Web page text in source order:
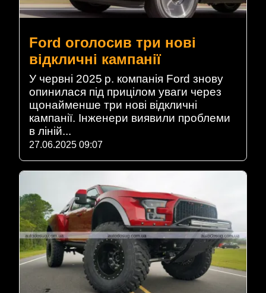
Ford оголосив три нові
відкличні кампанії
У червні 2025 р. компанія Ford знову
опинилася під прицілом уваги через
щонайменше три нові відкличні
кампанії. Інженери виявили проблеми
в ліній...
27.06.2025 09:07